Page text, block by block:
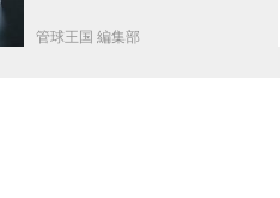
管球王国 編集部